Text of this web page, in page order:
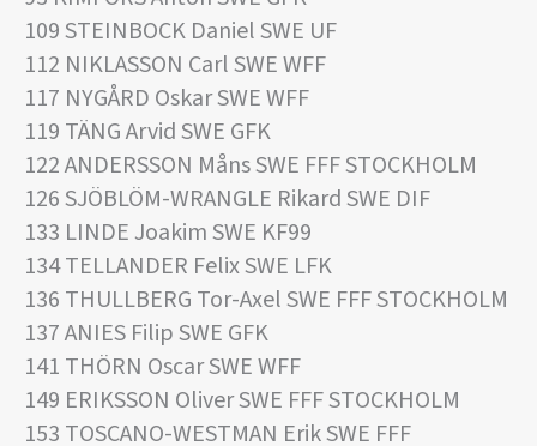
109 STEINBOCK Daniel SWE UF
112 NIKLASSON Carl SWE WFF
117 NYGÅRD Oskar SWE WFF
119 TÄNG Arvid SWE GFK
122 ANDERSSON Måns SWE FFF STOCKHOLM
126 SJÖBLÖM-WRANGLE Rikard SWE DIF
133 LINDE Joakim SWE KF99
134 TELLANDER Felix SWE LFK
136 THULLBERG Tor-Axel SWE FFF STOCKHOLM
137 ANIES Filip SWE GFK
141 THÖRN Oscar SWE WFF
149 ERIKSSON Oliver SWE FFF STOCKHOLM
153 TOSCANO-WESTMAN Erik SWE FFF